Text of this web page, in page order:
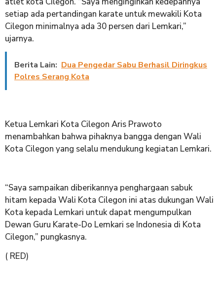
setiap ada pertandingan karate untuk mewakili Kota
Cilegon minimalnya ada 30 persen dari Lemkari,”
ujarnya.
Berita Lain: Dua Pengedar Sabu Berhasil Diringkus
Polres Serang Kota
Ketua Lemkari Kota Cilegon Aris Prawoto
menambahkan bahwa pihaknya bangga dengan Wali
Kota Cilegon yang selalu mendukung kegiatan Lemkari.
“Saya sampaikan diberikannya penghargaan sabuk
hitam kepada Wali Kota Cilegon ini atas dukungan Wali
Kota kepada Lemkari untuk dapat mengumpulkan
Dewan Guru Karate-Do Lemkari se Indonesia di Kota
Cilegon,” pungkasnya.
( RED)